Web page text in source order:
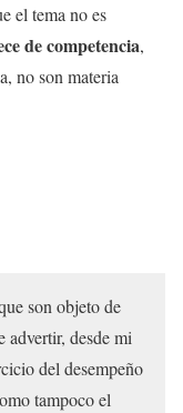
el tema no es
de competencia,
no son materia
son objeto de
advertir, desde mi
del desempeño
tampoco el